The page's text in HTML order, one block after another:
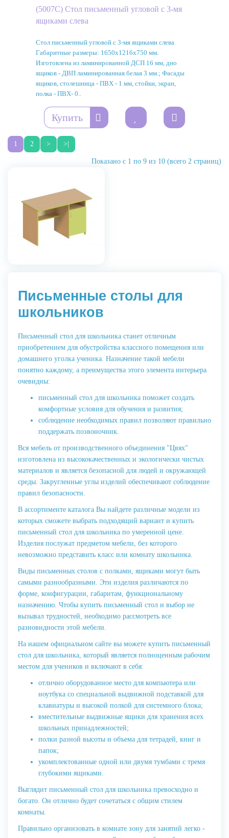
(5007C) Стол письменный угловой с 3-мя
ящиками слева
Стол письменный угловой с 3-мя ящиками слева
Габаритные размеры: 1650х1216х750 мм.
Изготовлена из ламинированной ДСП 16 мм, дно
ящиков - ДВП ламинированная белая 3 мм.; Фасады
ящиков, столешница - ПВХ - 1 мм, стойки, экран,
полка - ПВХ- 0..
Купить
1 2 > >|
Показано с 1 по 9 из 10 (всего 2 страниц)
Письменные столы для
школьников
Письменный стол для школьника станет отличным
приобретением для обустройства классного помещения или
домашнего уголка ученика. Назначение такой мебели
понятно каждому, а преимущества этого элемента интерьера
очевидны:
письменный стол для школьника поможет создать
комфортные условия для обучения и развития;
соблюдение необходимых правил позволяют правильно
поддержать позвоночник.
Вся мебель от производственного объединения "Цвях"
изготовлена из высококачественных и экологически чистых
материалов и является безопасной для людей и окружающей
среды. Закругленные углы изделий обеспечивают соблюдение
правил безопасности.
В ассортименте каталога Вы найдете различные модели из
которых сможете выбрать подходящий вариант и купить
письменный стол для школьника по умеренной цене.
Изделия послужат предметом мебели, без которого
невозможно представить класс или комнату школьника.
Виды письменных столов с полками, ящиками могут быть
самыми разнообразными. Эти изделия различаются по
форме, конфигурации, габаритам, функциональному
назначению. Чтобы купить письменный стол и выбор не
вызывал трудностей, необходимо рассмотреть все
разновидности этой мебели.
На нашем официальном сайте вы можете купить письменный
стол для школьника, который является полноценным рабочим
местом для учеников и включают в себя:
отлично оборудованное место для компьютера или
ноутбука со специальной выдвижной подставкой для
клавиатуры и высокой полкой для системного блока;
вместительные выдвижные ящики для хранения всех
школьных принадлежностей;
полки разной высоты и объема для тетрадей, книг и
папок;
укомплектованные одной или двумя тумбами с тремя
глубокими ящиками.
Выглядит письменный стол для школьника превосходно и
богато. Он отлично будет сочетаться с общим стилем
комнаты.
Правильно организовать в комнате зону для занятий легко -